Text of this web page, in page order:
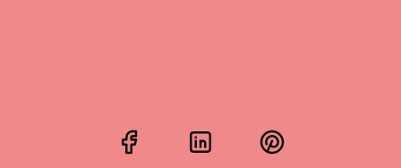
FacebookLinkedInPinterest